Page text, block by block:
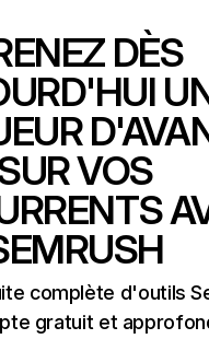
DÈS
VOS
complète d'outils
gratuit et